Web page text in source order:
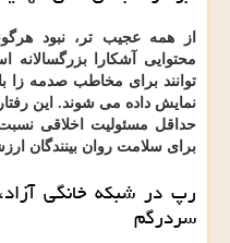
از همه عجیب تر، نبود
محتوایی آشکارا
توانند برای مخاطب صدمه زا
نمایش داده می شوند. این
حداقل مسئولیت اخلاقی
برای سلامت روان بینندگان
رپ در شبکه خانگی
سردرگم